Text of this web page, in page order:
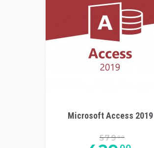
Microsoft Access 2019
57900